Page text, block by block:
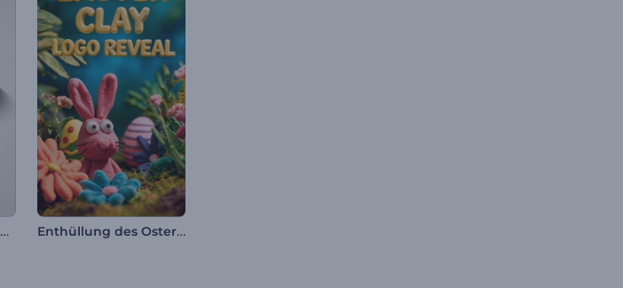
Glänzendes Chrom-Intro Enthüllung des Oster-Logos aus Ton